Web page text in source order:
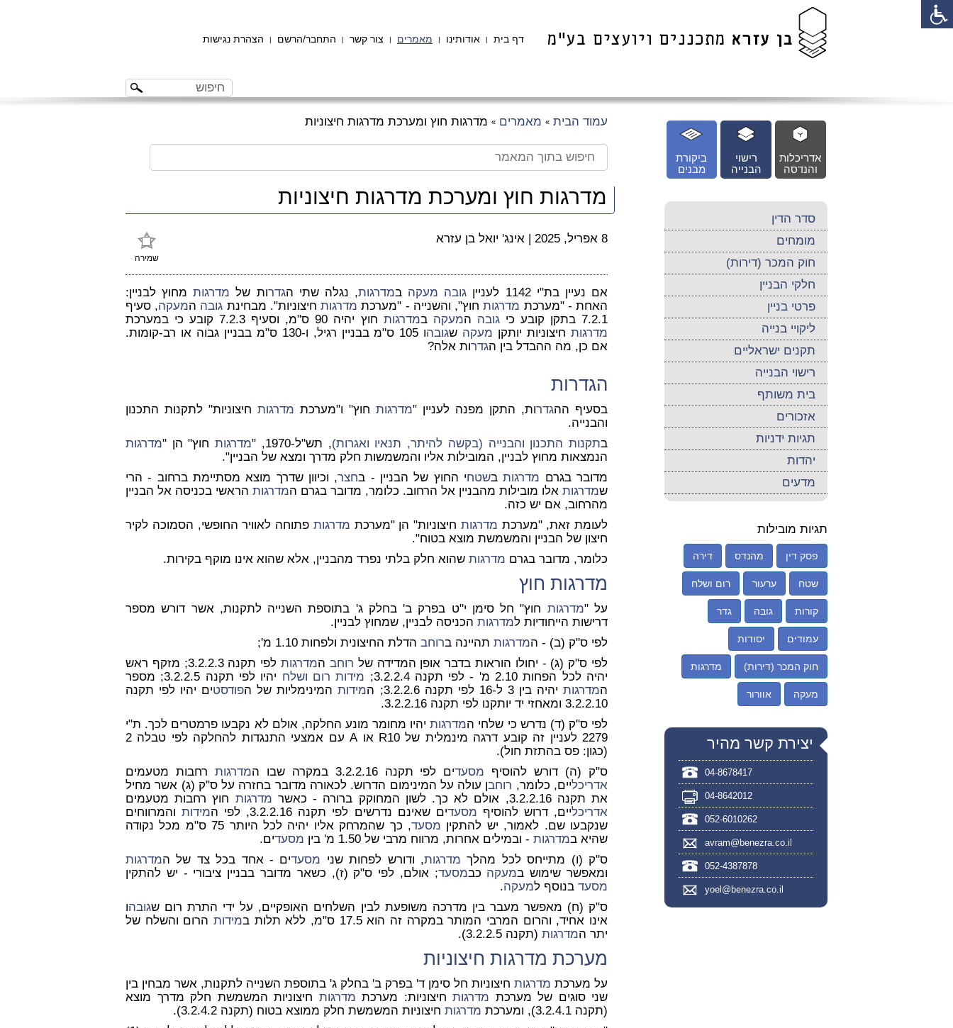
דף בית | אודותינו | מאמרים | צור קשר | התחבר/הרשם | הצהרת נגישות
עמוד הבית » מאמרים » מדרגות חוץ ומערכת מדרגות חיצוניות
מדרגות חוץ ומערכת מדרגות חיצוניות
שמירה
8 אפריל, 2025 | אינג' יואל בן עזרא
אם נעיין בת"י 1142 לעניין גובה מעקה במדרגות, נגלה שתי הגדרות של מדרגותמחוץ לבניין:
האחת - "מערכת מדרגותחוץ", והשנייה - "מערכת מדרגותחיצוניות". מבחינת גובה המעקה, סעיף
7.2.1 בתקן קובע כי
גובה המעקה במדרגות חוץ יהיה 90 ס"מ, וסעיף 7.2.3 קובע כי במערכת
מדרגותחיצוניות יותקן מעקה שגובה
ו 105 ס"מ בבניין רגיל, ו-130 ס"מ בבניין גבוה או רב-קומות.
אם כן, מה ההבדל בין הגדרות אלה?
הגדרות
בסעיף ההגדרות, התקן מפנה לעניין "מדרגות חוץ" ו"מערכת מדרגות חיצוניות" לתקנות התכנון
והבנייה.
בתקנות התכנון והבנייה (בקשה להיתר, תנאיו ואגרות), תש"ל-1970, " מדרגותחוץ" הן "מדרגות
הנמצאות מחוץ לבניין, המובילות אליו והמשמשות חלק מדרך ומצא של הבניין".
מדובר בגרם מדרגותבשטחי החוץ של הבניין - בחצר, וכיוון שדרך מוצא מסתיימת ברחוב - הרי
שמדרגות אלו מובילות מהבניין אל הרחוב. כלומר, מדובר בגרם המדרגות הראשי בכניסה אל הבניין
מהרחוב, אם יש כזה.
לעומת זאת, "מערכת מדרגות חיצוניות" הן "מערכת מדרגות פתוחה לאוויר החופשי, הסמוכה לקיר
חיצון של הבניין והמשמשת מוצא בטוח".
כלומר, מדובר בגרם מדרגות שהוא חלק בלתי נפרד מהבניין, אלא שהוא אינו מוקף בקירות.
מדרגות חוץ
על "מדרגות חוץ" חל סימן י"ט בפרק ב' בחלק ג' בתוספת השנייה לתקנות, אשר דורש מספר
דרישות הייחודיות למדרגות הכניסה לבניין, שמחוץ לבניין.
לפי ס"ק (ב) - המדרגות תהיינה ברוחב הדלת החיצונית ולפחות 1.10 מ';
לפי ס"ק (ג) - יחולו הוראות בדבר אופן המדידה של רוחב המדרגות
לפי תקנה 3.2.2.3; מזקף ראש
יהיה לכל הפחות 2.10 מ' - לפי תקנה 3.2.2.4;
מידות רום ושלח
יהיו לפי תקנה 3.2.2.5; מספר
המדרגותיהיה בין 3 ל-16 לפי תקנה 3.2.2.6; ה מידותהמינימליות של הפודסטים יהיו לפי תקנה
3.2.2.10 ומאחזי יד יותקנו לפי תקנה 3.2.2.16.
לפי ס"ק (ד) נדרש כי שלחי המדרגותיהיו מחומר מונע החלקה, אולם לא נקבעו פרמטרים לכך. ת"י
2279 לעניין זה קובע דרגה מינמלית של R10 או A עם אמצעי התנגדות להחלקה לפי טבלה 2
(כגון: פס בהתזת חול).
ס"ק (ה) דורש להוסיף מסעדים לפי תקנה 3.2.2.16 במקרה שבו ה מדרגות רחבות מטעמים
אדריכליים, כלומר, רוחבן עולה על המינימום הדרוש. לכאורה מדובר בחזרה על ס"ק (ג) אשר מחיל
את תקנה 3.2.2.16, אולם לא כך. לשון המחוקק ברורה - כאשר
מדרגות חוץ רחבות מטעמים
אדריכליים, דרוש להוסיף מסעדים שאינם נדרשים לפי תקנה 3.2.2.16, לפי ה מידותוהמרווחים
שנקבעו שם. לאמור, יש להתקין מסעד
, כך שהמרחק אליו יהיה לכל היותר 75 ס"מ מכל נקודה
שהיא במדרגות - ובמילים אחרות, מרווח מרבי של 1.50 מ' בין מסעדים.
ס"ק (ו) מתייחס לכל מהלך מדרגות, ודורש לפחות שני מסעדים - אחד בכל צד של המדרגות
ומאפשר שימוש במעקה כבמסעד; אולם, לפי ס"ק (ז), כשאר מדובר בבניין ציבורי - יש להתקין
מסעד בנוסף למעקה.
ס"ק (ח) מאפשר מעבר בין מדרכה משופעת לבין השלחים האופקיים, על ידי התרת רום שגובהו
אינו אחיד, והרום המרבי המותר במקרה זה הוא 17.5 ס"מ, ללא תלות ב
מידות הרום והשלח של
יתר המדרגות (תקנה 3.2.2.5).
מערכת מדרגות חיצוניות
על מערכת מדרגות חיצוניות חל סימן ד' בפרק ב' בחלק ג' בתוספת השנייה לתקנות, אשר מבחין בין
שני סוגים של מערכת מדרגות חיצוניות: מערכת מדרגות חיצוניות המשמשת חלק מדרך מוצא
(תקנה 3.2.4.1), ומערכת
מדרגות חיצוניות המשמשת חלק ממוצא בטוח (תקנה 3.2.4.2).
ביקורת
מבנים
רישוי
הבנייה
אדריכלות
והנדסה
סדר הדין
מומחים
חוק המכר (דירות)
חלקי הבניין
פרטי בניין
ליקויי בנייה
תקנים ישראליים
רישוי הבנייה
בית משותף
אזכורים
תגיות ידניות
יהדות
מדעים
תגיות מובילות
פסק דין מהנדס דירה
שטח ערעור רום ושלח
קורות גובה גדר
עמודים יסודות
חוק המכר (דירות) מדרגות
מעקה אוורור
יצירת קשר מהיר
04-8678417
04-8642012
052-6010262
avram@benezra.co.il
052-4387878
yoel@benezra.co.il